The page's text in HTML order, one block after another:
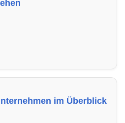
rechtmäßig sind und
Belastung optimieren
im Überblick